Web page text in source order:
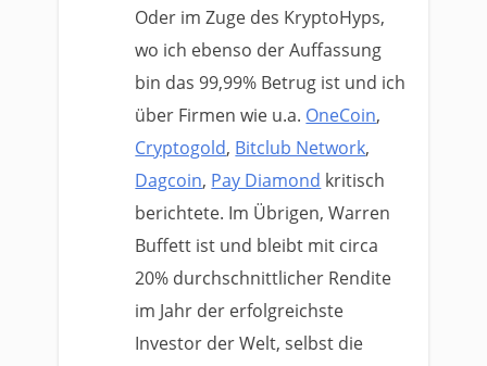
Oder im Zuge des KryptoHyps,
wo ich ebenso der Auffassung
bin das 99,99% Betrug ist und ich
über Firmen wie u.a. OneCoin,
Cryptogold, Bitclub Network,
Dagcoin, Pay Diamond kritisch
berichtete. Im Übrigen, Warren
Buffett ist und bleibt mit circa
20% durchschnittlicher Rendite
im Jahr der erfolgreichste
Investor der Welt, selbst die